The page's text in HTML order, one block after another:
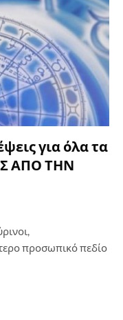
για όλα τα
ΑΠΟ ΤΗΝ
προσωπικό πεδίο